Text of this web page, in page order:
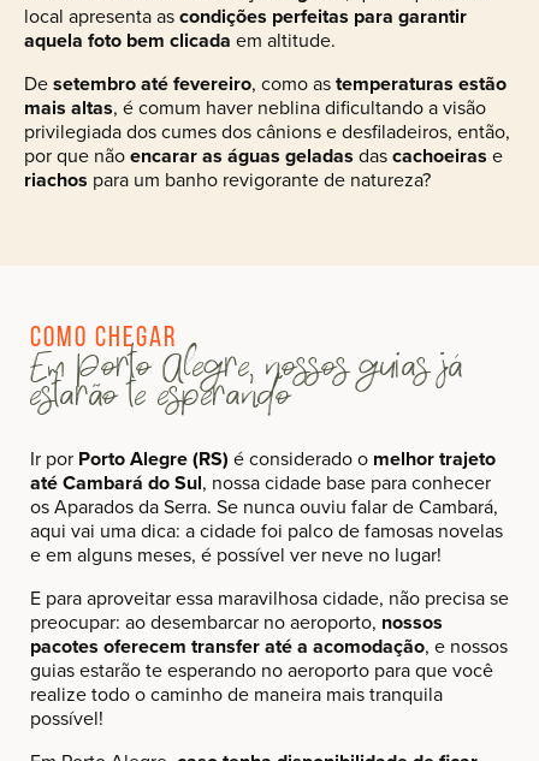
local apresenta ascondições perfeitas para garantir
aquela foto bem clicada em altitude.
Desetembro até fevereiro, como astemperaturas estão
mais altas, é comum haver neblina dificultando a visão
privilegiada dos cumes dos cânions e desfiladeiros, então,
por que nãoencarar as águas geladas dascachoeiras e
riachos para um banho revigorante de natureza?
Como chegar
Em Porto Alegre, nossos guias já
estarão te esperando
Ir por Porto Alegre (RS) é considerado o melhor trajeto
até Cambará do Sul, nossa cidade base para conhecer
os Aparados da Serra. Se nunca ouviu falar de Cambará,
aqui vai uma dica: a cidade foi palco de famosas novelas
e em alguns meses, é possível ver neve no lugar!
E para aproveitar essa maravilhosa cidade, não precisa se
preocupar: ao desembarcar no aeroporto, nossos
pacotes oferecem transfer até a acomodação, e nossos
guias estarão te esperando no aeroporto para que você
realize todo o caminho de maneira mais tranquila
possível!